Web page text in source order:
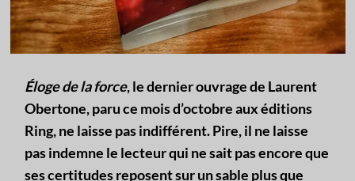
Éloge de la force, le dernier ouvrage de Laurent
Obertone, paru ce mois d’octobre aux éditions
Ring, ne laisse pas indifférent. Pire, il ne laisse
pas indemne le lecteur qui ne sait pas encore que
ses certitudes reposent sur un sable plus que